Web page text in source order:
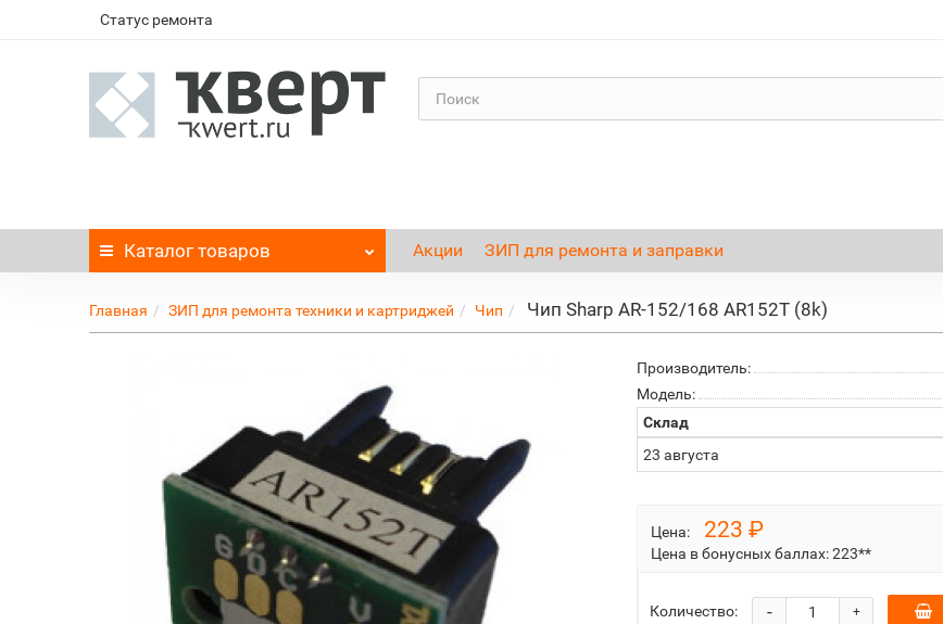
Статус ремонта
Каталог товаров Акции ЗИП для ремонта и заправки
Главная ЗИП для ремонта техники и картриджей Чип Чип Sharp AR-152/168 AR152T (8k)
Производитель:
Модель:
Склад
23 августа
Цена: 223 ₽
Цена в бонусных баллах:223**
Количество: +
-